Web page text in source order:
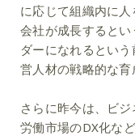
に応じて組織内に
会社が成長すると
ダーになれるとい
営人材の戦略的な育
さらに昨今は、ビジ
労働市場のDX化な